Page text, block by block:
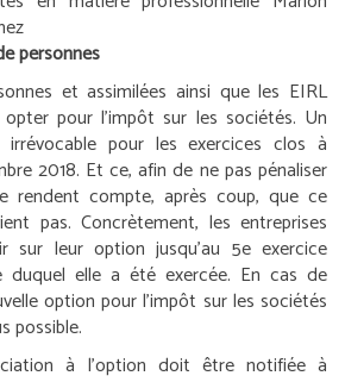
personnes
et assimilées ainsi que les EIRL
pour l’impôt sur les sociétés. Un
pour les exercices clos à
2018. Et ce, afin de ne pas pénaliser
rendent compte, après coup, que ce
pas. Concrètement, les entreprises
sur leur option jusqu’au 5eexercice
elle a été exercée. En cas de
option pour l’impôt sur les sociétés
possible.
à l’option doit être notifiée à